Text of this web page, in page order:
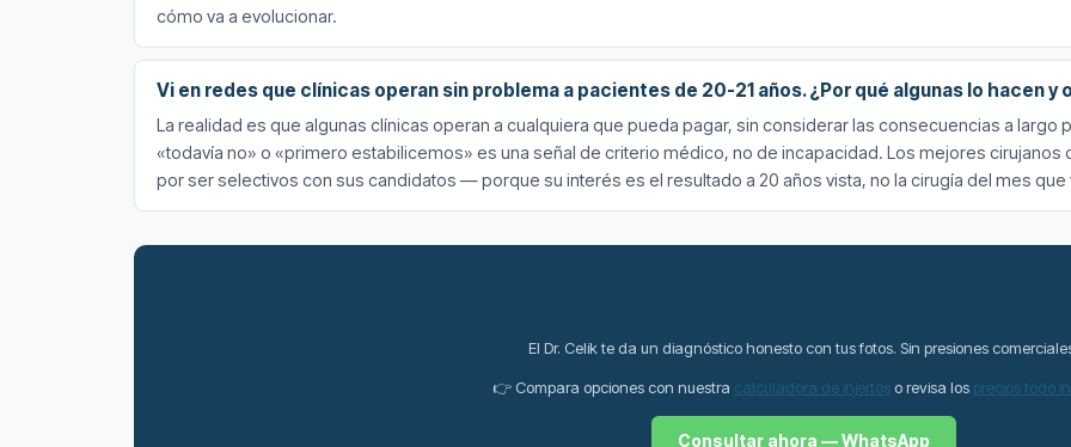
cómo va a evolucionar.
Vi en redes que clínicas operan sin problema a pacientes de 20-21 años. ¿Por qué algunas lo hacen y
La realidad es que algunas clínicas operan a cualquiera que pueda pagar, sin considerar las consecuencias a largo
«todavía no» o «primero estabilicemos» es una señal de criterio médico, no de incapacidad. Los mejores
por ser selectivos con sus candidatos — porque su interés es el resultado a 20 años vista, no la cirugía del mes que
El Dr. Celik te da un diagnóstico honesto con tus fotos. Sin presiones
👉 Compara opciones con nuestra calculadora de injertoso revisa los precios todo
Consultar ahora — WhatsApp